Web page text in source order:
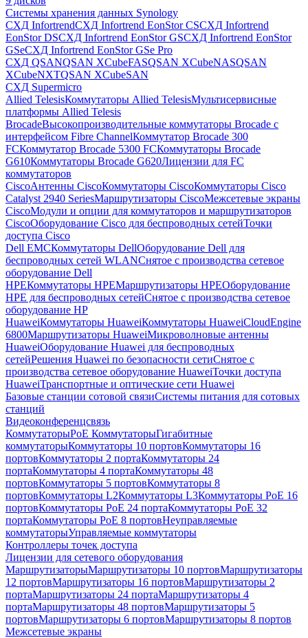
Системы хранения данных Synology
СХД InfortrendСХД Infortrend EonStor CSСХД Infortrend
EonStor DSСХД Infortrend EonStor GSСХД Infortrend EonStor
GSeСХД Infortrend EonStor GSe Pro
СХД QSANQSAN XCubeFASQSAN XCubeNASQSAN
XCubeNXTQSAN XCubeSAN
СХД Supermicro
Allied TelesisКоммутаторы Allied TelesisМультисервисные
платформы Allied Telesis
BrocadeВысокопроизводительные коммутаторы Brocade с
интерфейсом Fibre ChannelКоммутатор Brocade 300
FCКоммутатор Brocade 5300 FCКоммутаторы Brocade
G610Коммутаторы Brocade G620Лицензии для FC
коммутаторов
CiscoАнтенны CiscoКоммутаторы CiscoКоммутаторы Cisco
Catalyst 2940 SeriesМаршрутизаторы CiscoМежсетевые экраны
CiscoМодули и опции для коммутаторов и маршрутизаторов
CiscoОборудование Cisco для беспроводных сетейТочки
доступа Cisco
Dell EMCКоммутаторы DellОборудование Dell для
беспроводных сетей WLANСнятое с производства сетевое
оборудование Dell
HPEКоммутаторы HPEМаршрутизаторы HPEОборудование
HPE для беспроводных сетейСнятое с производства сетевое
оборудование HP
HuaweiКоммутаторы HuaweiКоммутаторы HuaweiCloudEngine
6800Маршрутизаторы HuaweiМикроволновые антенны
HuaweiОборудование Huawei для беспроводных
сетейРешения Huawei по безопасности сетиСнятое с
производства сетевое оборудование HuaweiТочки доступа
HuaweiТранспортные и оптические сети Huawei
Базовые станции сотовой связиСистемы питания для сотовых
станций
Видеоконференцсвязь
КоммутаторыPoE КоммутаторыГигабитные
коммутаторыКоммутаторы 10 портовКоммутаторы 16
портовКоммутаторы 2 портаКоммутаторы 24
портаКоммутаторы 4 портаКоммутаторы 48
портовКоммутаторы 5 портовКоммутаторы 8
портовКоммутаторы L2Коммутаторы L3Коммутаторы PoE 16
портовКоммутаторы PoE 24 портаКоммутаторы PoE 32
портаКоммутаторы PoE 8 портовНеуправляемые
коммутаторыУправляемые коммутаторы
Контроллеры точек доступа
Лицензии для сетевого оборудования
МаршрутизаторыМаршрутизаторы 10 портовМаршрутизаторы
12 портовМаршрутизаторы 16 портовМаршрутизаторы 2
портаМаршрутизаторы 24 портаМаршрутизаторы 4
портаМаршрутизаторы 48 портовМаршрутизаторы 5
портовМаршрутизаторы 6 портовМаршрутизаторы 8 портов
Межсетевые экраны